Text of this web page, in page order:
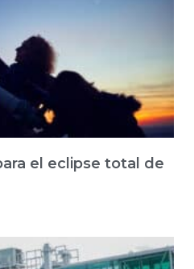
el eclipse total de